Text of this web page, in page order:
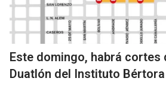
Este domingo, habrá cortes
Duatlón del Instituto Bértora